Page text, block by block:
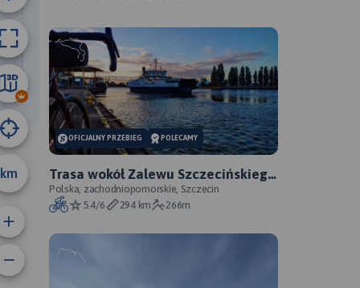
km
47 km
OFICJALNY PRZEBIEG POLECAMY
Trasa wokół Zalewu Szczecińskiego
- oficjalny przebieg szlaku
Polska, zachodniopomorskie, Szczecin
5.4/6
294 km 266m